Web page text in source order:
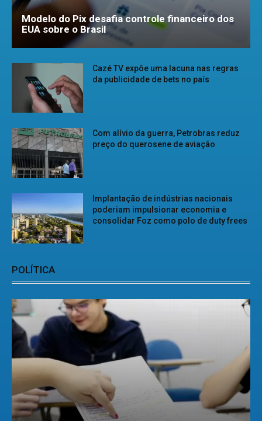
Modelo do Pix desafia controle financeiro dos
EUA sobre o Brasil
Cazé TV expõe uma lacuna nas regras
da publicidade de bets no país
Com alívio da guerra, Petrobras reduz
preço do querosene de aviação
Implantação de indústrias nacionais
poderiam impulsionar economia e
consolidar Foz como polo de duty frees
POLÍTICA